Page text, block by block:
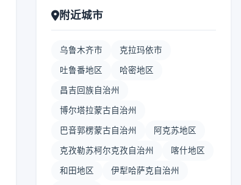
附近城市
乌鲁木齐市 克拉玛依市
吐鲁番地区 哈密地区
昌吉回族自治州
博尔塔拉蒙古自治州
巴音郭楞蒙古自治州 阿克苏地区
克孜勒苏柯尔克孜自治州 喀什地区
和田地区 伊犁哈萨克自治州